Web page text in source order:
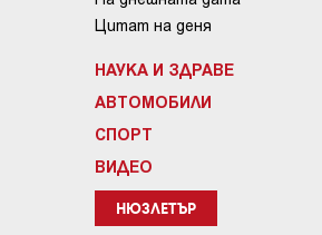
Цитат на деня
НАУКА И ЗДРАВЕ
АВТОМОБИЛИ
СПОРТ
ВИДЕО
НЮЗЛЕТЪР